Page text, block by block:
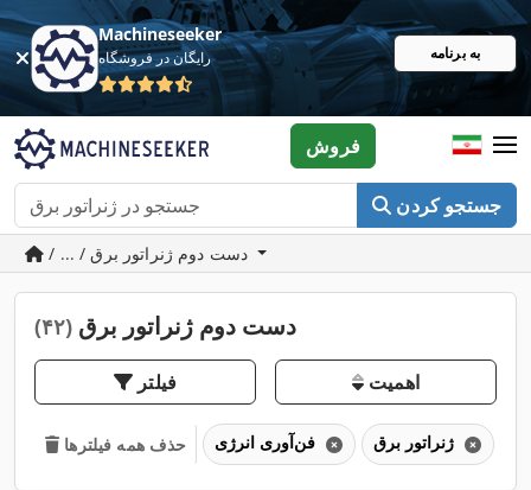
Machineseeker
رایگان در فروشگاه به برنامه
جستجو کردن
فروش
دست دوم ژنراتور برق (۴۲)
فیلتر اهمیت
حذف همه فیلترها